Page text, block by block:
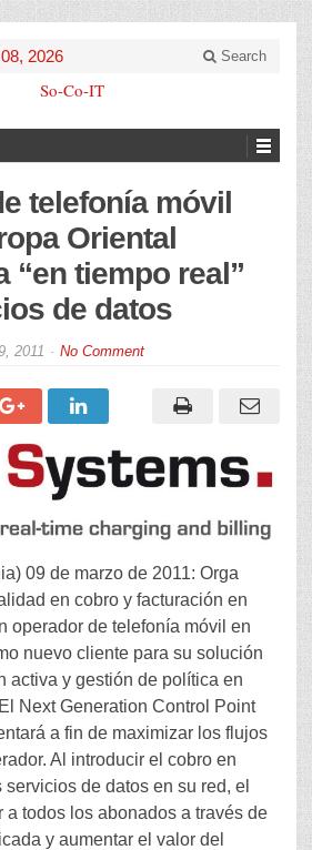
2026 Search
telefonía móvil
Oriental
“en tiempo real”
de datos
2011 No Comment
09 de marzo de 2011: Orga
en cobro y facturación en
operador de telefonía móvil en
nuevo cliente para su solución
activa y gestión de política en
Next Generation Control Point
a fin de maximizar los flujos
Al introducir el cobro en
de datos en su red, el
a todos los abonados a través de
y aumentar el valor del